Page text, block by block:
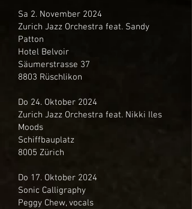
Sa 2. November 2024
Zurich Jazz Orchestra feat. Sandy
Patton
Hotel Belvoir
Säumerstrasse 37
8803 Rüschlikon
Do 24. Oktober 2024
Zurich Jazz Orchestra feat. Nikki Iles
Moods
Schiffbauplatz
8005 Zürich
Do 17. Oktober 2024
Sonic Calligraphy
Peggy Chew, vocals